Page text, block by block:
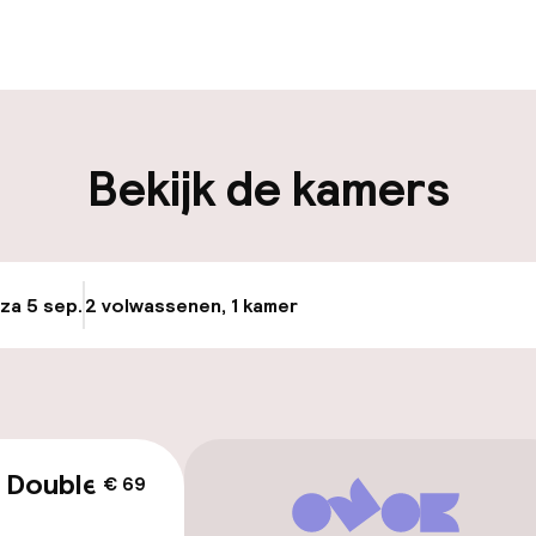
op eigen
Fietsverhuur
Bekijk de kamers
5 sep.2 volwassenen, 1 kamer
€ 69